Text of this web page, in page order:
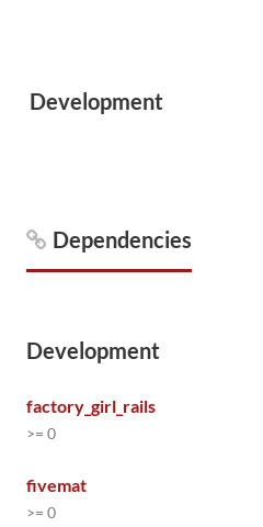
Development
Dependencies
Development
factory_girl_rails
>= 0
fivemat
>= 0